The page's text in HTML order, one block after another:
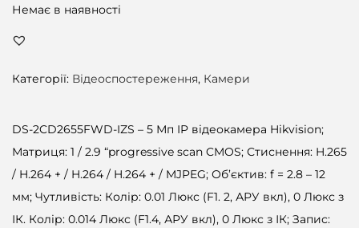
Немає в наявності
Категорії: Відеоспостереження, Камери
DS-2CD2655FWD-IZS – 5 Мп IP відеокамера Hikvision;
Матриця: 1 / 2.9 “progressive scan CMOS; Стиснення: H.265
/ H.264 + / H.264 / H.264 + / MJPEG; Об’єктив: f = 2.8 – 12
мм; Чутливість: Колір: 0.01 Люкс (F1. 2, АРУ вкл), 0 Люкс з
ІК. Колір: 0.014 Люкс (F1.4, АРУ вкл), 0 Люкс з ІК; Запис: